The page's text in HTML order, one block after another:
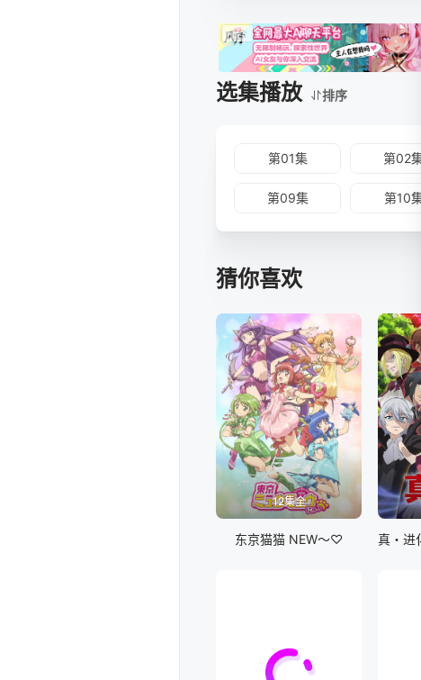
选集播放 排序
第01集 第02
第09集 第10
猜你喜欢
12集全
东京猫猫 NEW～♡